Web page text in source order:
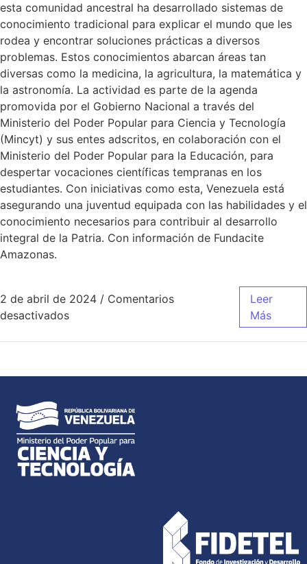
esta comunidad ancestral ha desarrollado sistemas de
conocimiento tradicional para explicar el mundo que les
rodea y encontrar soluciones prácticas a diversos
problemas. Estos conocimientos abarcan áreas tan
diversas como la medicina, la agricultura, la matemática y
la astronomía. La actividad es parte de la agenda
promovida por el Gobierno Nacional a través del
Ministerio del Poder Popular para Ciencia y Tecnología
(Mincyt) y sus entes adscritos, en colaboración con el
Ministerio del Poder Popular para la Educación, para
despertar vocaciones científicas tempranas en los
estudiantes. Con iniciativas como esta, Venezuela está
asegurando una juventud equipada con las habilidades y el
conocimiento necesarios para contribuir al desarrollo
integral de la Patria. Con información de Fundacite
Amazonas.
2 de abril de 2024 / Comentarios
desactivados
Leer
Más